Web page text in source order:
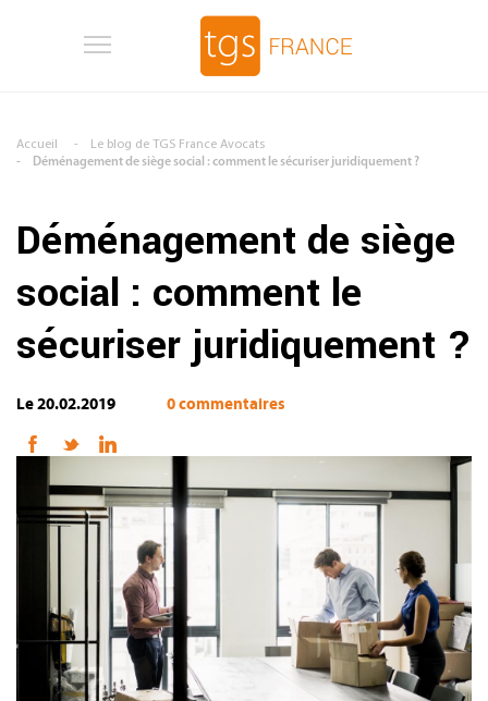
Accueil
Le blog de TGS France Avocats
Déménagement de siège social : comment le sécuriser juridiquement ?
Déménagement de siège
social : comment le
sécuriser juridiquement ?
Le 20.02.2019 0 commentaires